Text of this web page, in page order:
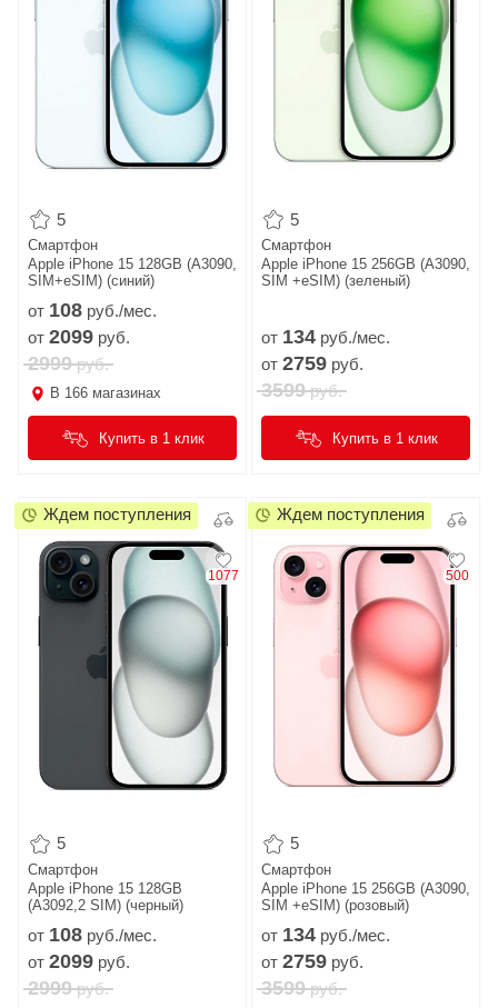
5
Смартфон
Apple iPhone 15 128GB (A3090,
SIM+eSIM) (синий)
от 108 руб./мес.
от 2099 руб.
2999руб.
В 166 магазинах
Купить в 1 клик
5
Смартфон
Apple iPhone 15 256GB (A3090,
SIM +eSIM) (зеленый)
от 134 руб./мес.
от 2759 руб.
3599руб.
Купить в 1 клик
1077
5
Смартфон
Apple iPhone 15 128GB
(A3092,2 SIM) (черный)
от 108 руб./мес.
от 2099 руб.
2999руб.
Ждем поступления
500
5
Смартфон
Apple iPhone 15 256GB (A3090,
SIM +eSIM) (розовый)
от 134 руб./мес.
от 2759 руб.
3599руб.
Ждем поступления